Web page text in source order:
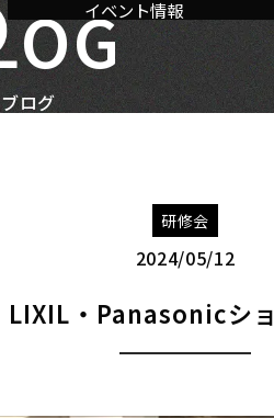
イベント情報
ブログ
研修会
2024/05/12
LIXIL・Panasonicシ